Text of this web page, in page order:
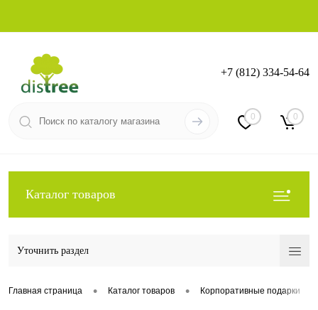
Вход Регистрация
+7 (812) 334-54-64
0 0
Каталог товаров
Уточнить раздел
Главная страница • Каталог товаров • Корпоративные подарки